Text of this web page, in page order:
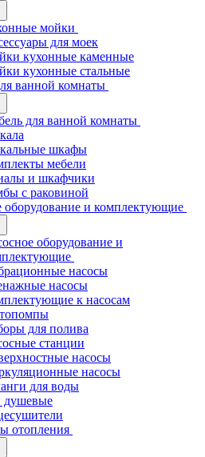
мойки
для моек
кухонные каменные
кухонные стальные
ванной комнаты
для ванной комнаты
шкафы
мебели
и шкафчики
с раковиной
оборудование и комплектующие
оборудование и
насосы
насосы
к насосам
для полива
станции
насосы
насосы
для воды
отопления